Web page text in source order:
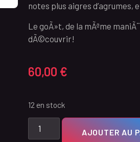
notes plus aigres
Le goÃ»t, de la mÃªme
dÃ©couvrir!
60,00 €
12 en stock
AJOUTER AU